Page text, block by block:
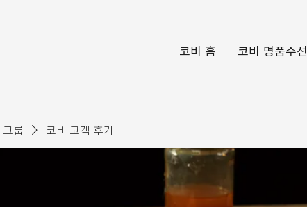
코비 홈 코비 명품수선
그룹 코비 고객 후기